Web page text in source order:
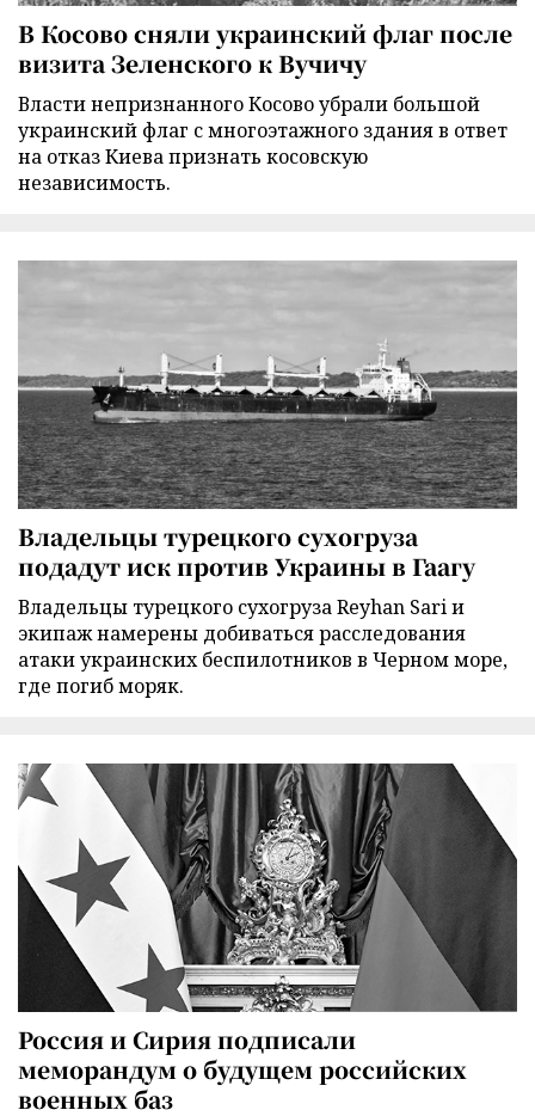
В Косово сняли украинский флаг после
визита Зеленского к Вучичу
Власти непризнанного Косово убрали большой
украинский флаг с многоэтажного здания в ответ
на отказ Киева признать косовскую
независимость.
Владельцы турецкого сухогруза
подадут иск против Украины в Гаагу
Владельцы турецкого сухогруза Reyhan Sari и
экипаж намерены добиваться расследования
атаки украинских беспилотников в Черном море,
где погиб моряк.
Россия и Сирия подписали
меморандум о будущем российских
военных баз